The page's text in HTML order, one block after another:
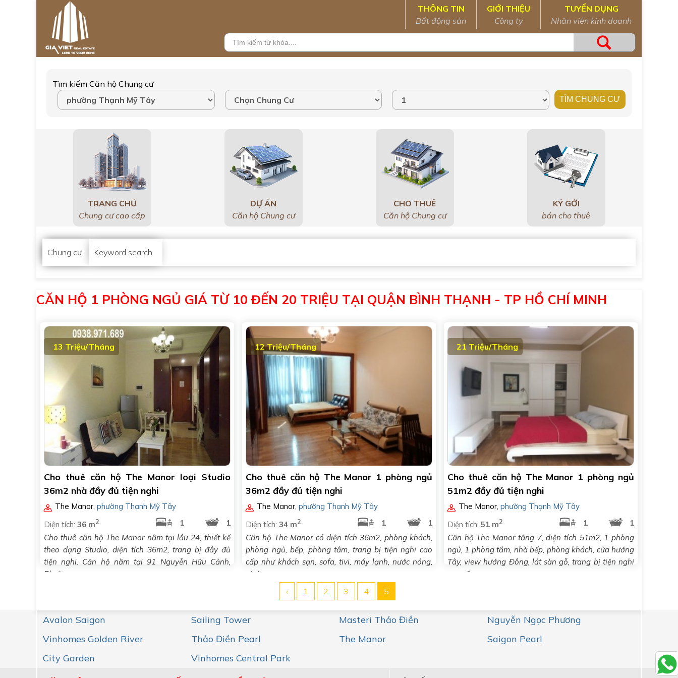
THÔNG TIN
Bất động sản
GIỚI THIỆU
Công ty
TUYỂN DỤNG
Nhân viên kinh doanh
Tìm kiếm Căn hộ Chung cư
TRANG CHỦ
Chung cư cao cấp
DỰ ÁN
Căn hộ Chung cư
CHO THUÊ
Căn hộ Chung cư
KÝ GỞI
bán cho thuê
Chung cư Keyword search
CĂN HỘ 1 PHÒNG NGỦ GIÁ TỪ 10 ĐẾN 20 TRIỆU TẠI QUẬN BÌNH THẠNH - TP HỒ CHÍ MINH
13 Triệu/Tháng
Cho thuê căn hộ The Manor loại Studio
36m2 nhà đầy đủ tiện nghi
The Manor, phường Thạnh Mỹ Tây
Diện tích: 36 m2 1
1
Cho thuê căn hộ The Manor nằm tại lầu 24, thiết kế
theo dạng Studio, diện tích 36m2, trang bị đầy đủ
tiện nghi. Căn hộ nằm tại 91 Nguyễn Hữu Cảnh,
Phường..
12 Triệu/Tháng
Cho thuê căn hộ The Manor 1 phòng ngủ
36m2 đầy đủ tiện nghi
The Manor, phường Thạnh Mỹ Tây
Diện tích: 34 m2 1
1
Căn hộ The Manor có diện tích 36m2, phòng khách,
phòng ngủ, bếp, phòng tắm, trang bị tiện nghi cao
cấp như khách sạn, sofa, tivi, máy lạnh, nước nóng,
giường,..
21 Triệu/Tháng
Cho thuê căn hộ The Manor 1 phòng ngủ
51m2 đầy đủ tiện nghi
The Manor, phường Thạnh Mỹ Tây
Diện tích: 51 m2 1
1
Căn hộ The Manor tầng 7, diện tích 51m2, 1 phòng
ngủ, 1 phòng tắm, nhà bếp, phòng khách, cửa hướng
Tây, view hướng Đông, lát sàn gỗ, trang bị tiện nghi
cao cấp..
‹ 1 2 3 4 5
Avalon Saigon Sailing Tower Masteri Thảo Điền
Nguyễn Ngọc Phương
Vinhomes Golden River
Thảo Điền Pearl The Manor
Saigon Pearl
City Garden
Vinhomes Central Park